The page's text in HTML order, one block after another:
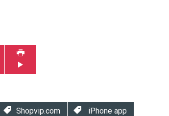
Shopvip.com iPhone app